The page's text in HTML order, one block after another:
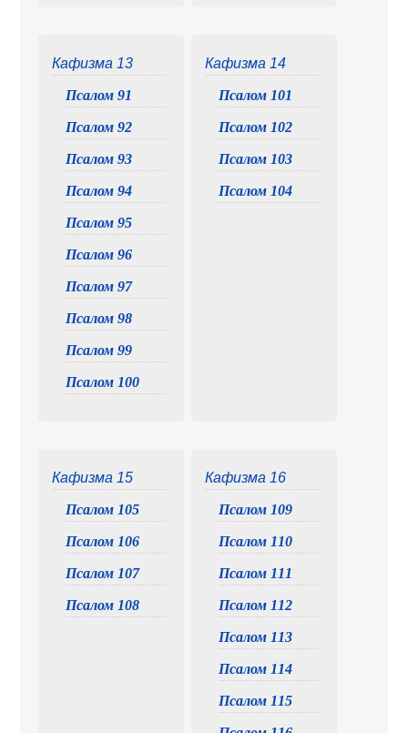
Кафизма 13
Псалом 91
Псалом 92
Псалом 93
Псалом 94
Псалом 95
Псалом 96
Псалом 97
Псалом 98
Псалом 99
Псалом 100
Кафизма 14
Псалом 101
Псалом 102
Псалом 103
Псалом 104
Кафизма 15
Псалом 105
Псалом 106
Псалом 107
Псалом 108
Кафизма 16
Псалом 109
Псалом 110
Псалом 111
Псалом 112
Псалом 113
Псалом 114
Псалом 115